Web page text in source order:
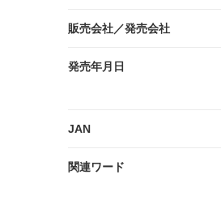
販売会社／発売会社
発売年月日
JAN
関連ワード